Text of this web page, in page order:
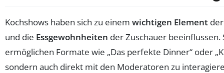
Kochshows haben sich zu einem wichtigen Element
und die Essgewohnheiten der Zuschauer
ermöglichen Formate wie „Das perfekte Dinner“ oder
sondern auch direkt mit den Moderatoren zu